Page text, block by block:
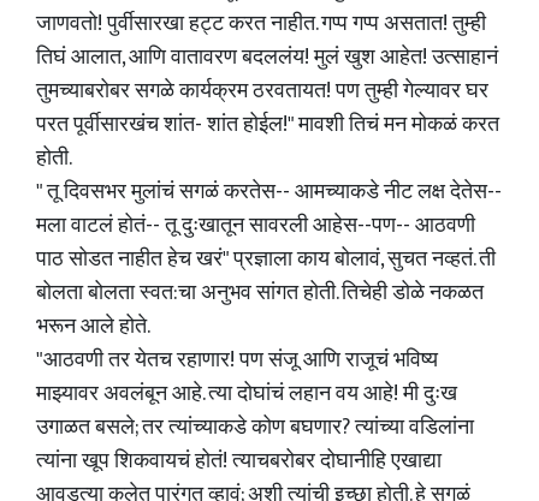
जाणवतो! पुर्वीसारखा हट्ट करत नाहीत. गप्प गप्प असतात! तुम्ही
तिघं आलात, आणि वातावरण बदललंय! मुलं खुश आहेत! उत्साहानं
तुमच्याबरोबर सगळे कार्यक्रम ठरवतायत! पण तुम्ही गेल्यावर घर
परत पूर्वीसारखंच शांत- शांत होईल!" मावशी तिचं मन मोकळं करत
होती.
" तू दिवसभर मुलांचं सगळं करतेस-- आमच्याकडे नीट लक्ष देतेस--
मला वाटलं होतं-- तू दुःखातून सावरली आहेस--पण-- आठवणी
पाठ सोडत नाहीत हेच खरं" प्रज्ञाला काय बोलावं, सुचत नव्हतं. ती
बोलता बोलता स्वत:चा अनुभव सांगत होती. तिचेही डोळे नकळत
भरून आले होते.
"आठवणी तर येतच रहाणार! पण संजू आणि राजूचं भविष्य
माझ्यावर अवलंबून आहे. त्या दोघांचं लहान वय आहे! मी दुःख
उगाळत बसले; तर त्यांच्याकडे कोण बघणार? त्यांच्या वडिलांना
त्यांना खूप शिकवायचं होतं! त्याचबरोबर दोघानीहि एखाद्या